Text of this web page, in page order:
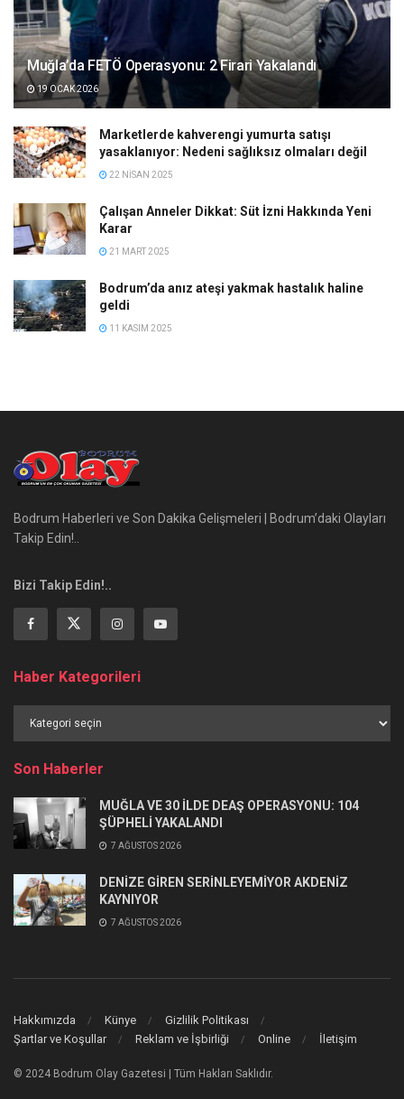
Muğla’da FETÖ Operasyonu: 2 Firari Yakalandı
19 OCAK 2026
Marketlerde kahverengi yumurta satışı
yasaklanıyor: Nedeni sağlıksız olmaları değil
22 NISAN 2025
Çalışan Anneler Dikkat: Süt İzni Hakkında Yeni
Karar
21 MART 2025
Bodrum’da anız ateşi yakmak hastalık haline
geldi
11 KASIM 2025
Bodrum Haberleri ve Son Dakika Gelişmeleri | Bodrum’daki Olayları
Takip Edin!..
Bizi Takip Edin!..
Haber Kategorileri
Kategorileri
Son Haberler
MUĞLA VE 30 İLDE DEAŞ OPERASYONU: 104
ŞÜPHELİ YAKALANDI
7 AĞUSTOS 2026
DENİZE GİREN SERİNLEYEMİYOR AKDENİZ
KAYNIYOR
7 AĞUSTOS 2026
Hakkımızda Künye
Gizlilik Politikası
Şartlar ve Koşullar
Reklam ve İşbirliği Online İletişim
© 2024 Bodrum Olay Gazetesi | Tüm Hakları Saklıdır.